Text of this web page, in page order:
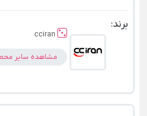
برند:
cciran
مشاهده سایر